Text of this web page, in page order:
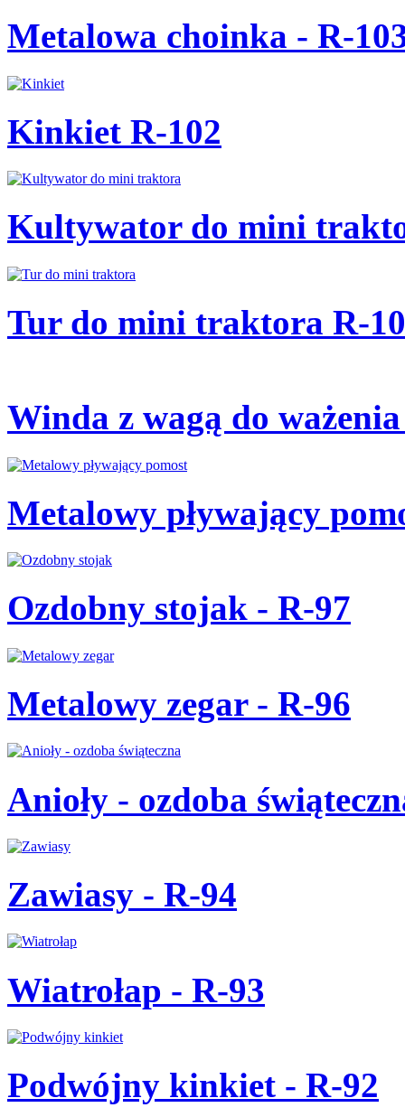
Metalowa choinka - R-
Kinkiet R-102
Kultywator do mini
Tur do mini traktora R-
Winda z wagą do
Metalowy pływający
Ozdobny stojak - R-97
Metalowy zegar - R-96
Anioły - ozdoba
Zawiasy - R-94
Wiatrołap - R-93
Podwójny kinkiet - R-92